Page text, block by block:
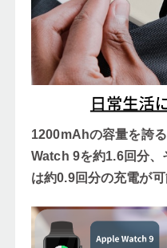
1200mAhの容量を誇
Watch 9を約1.6回分
は約0.9回分の充電が可